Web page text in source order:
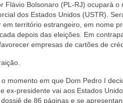
Bolsonaro (PL-RJ) ocupará o
dos Estados Unidos (USTR).
território estrangeiro, em nome
depois das eleições. Em
empresas de cartões de
momento em que Dom Pedro I
ex-presidente vai aos Estados
de 86 páginas e se